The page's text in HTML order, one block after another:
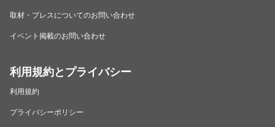
取材・プレスについてのお問い合わせ
イベント掲載のお問い合わせ
利用規約とプライバシー
利用規約
プライバシーポリシー